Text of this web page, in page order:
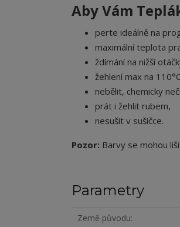
Aby Vám
perte ideálně na
maximální teplota
ždímání na nižší
žehlení max na
nebělit, chemicky
prát i žehlit rubem,
nesušit v sušičce.
Pozor: Barvy se mohou
Parametry
Země původu